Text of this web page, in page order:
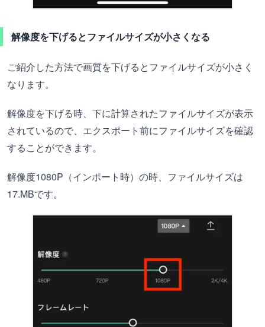
解像度を下げるとファイルサイズが小さくなる
ご紹介した方法で画質を下げるとファイルサイズが小さく
なります。
解像度を下げる時、下に計算されたファイルサイズが表示
されているので、エクスポート前にファイルサイズを確認
することができます。
解像度1080P（インポート時）の時、ファイルサイズは
17.MBです。